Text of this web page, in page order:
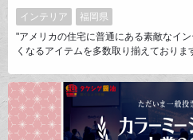
インテリア
福岡県
"アメリカの住宅に普通にある素敵なイ
くなるアイテムを多数取り揃えており